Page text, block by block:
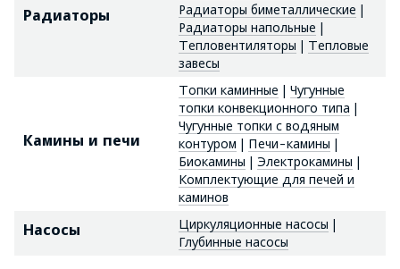
Радиаторы
Радиаторы биметаллические |
Радиаторы напольные |
Тепловентиляторы | Тепловые
завесы
Камины и печи
Топки каминные | Чугунные
топки конвекционного типа |
Чугунные топки с водяным
контуром | Печи-камины |
Биокамины | Электрокамины |
Комплектующие для печей и
каминов
Насосы Циркуляционные насосы |
Глубинные насосы